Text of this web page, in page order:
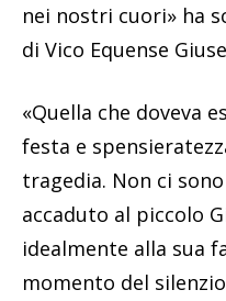
nei nostri cuori» ha
di Vico Equense
«Quella che doveva
festa e
tragedia. Non ci
accaduto al piccolo
idealmente alla sua
momento del